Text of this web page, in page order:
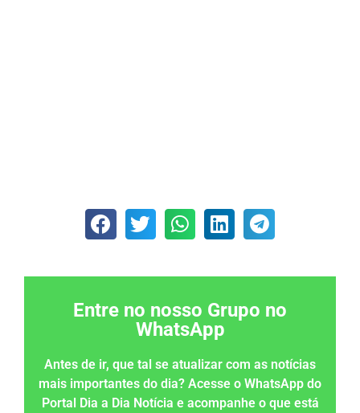
Entre no nosso Grupo no
WhatsApp
Antes de ir, que tal se atualizar com as notícias
mais importantes do dia? Acesse o WhatsApp do
Portal Dia a Dia Notícia e acompanhe o que está